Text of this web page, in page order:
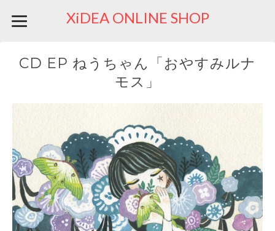
XiDEA ONLINE SHOP
CD EP ねうちゃん「おやすみルナ
モス」